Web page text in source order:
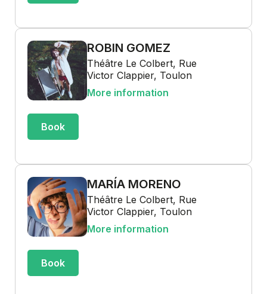
ROBIN GOMEZ
Théâtre Le Colbert, Rue
Victor Clappier, Toulon
More information
Book
MARÍA MORENO
Théâtre Le Colbert, Rue
Victor Clappier, Toulon
More information
Book